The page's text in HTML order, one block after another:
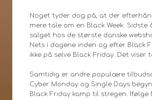
Noget tyder dog på, at der
mere tale om en Black Week. Sidste
salget hos de største danske
Nets i dagene inden og efter Black
ikke på selve Black Friday. Det viser
Samtidig er andre populære
Cyber Monday og Single Days
Black Friday kamp til stregen. Ifølge